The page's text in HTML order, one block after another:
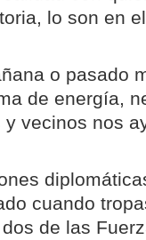
lo son en
o pasado
de energía,
vecinos nos
cuando
de las